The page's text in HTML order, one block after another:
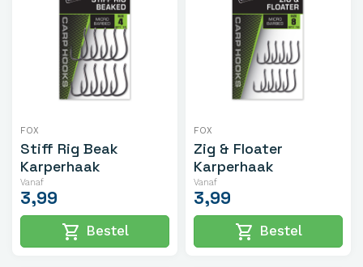
FOX
Stiff Rig Beak
Karperhaak
Vanaf
3,99
shopping_cart Bestel
FOX
Zig & Floater
Karperhaak
Vanaf
3,99
shopping_cart Bestel